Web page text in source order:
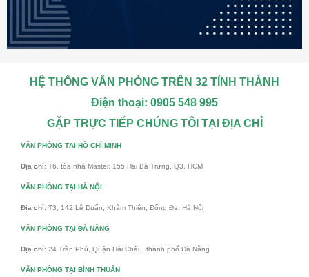
HỆ THỐNG VĂN PHÒNG TRÊN 32 TỈNH THÀNH
Điện thoại: 0905 548 995
GẶP TRỰC TIẾP CHÚNG TÔI TẠI ĐỊA CHỈ
VĂN PHÒNG TẠI HỒ CHÍ MINH
Địa chỉ: T6, tòa nhà Master, 155 Hai Bà Trưng, Q3, HCM
VĂN PHÒNG TẠI HÀ NỘI
Địa chỉ: T3, 142 Lê Duẩn, Khâm Thiên, Đống Đa, Hà Nội
VĂN PHÒNG TẠI ĐÀ NẴNG
Địa chỉ: 24 Trần Phú, Quận Hải Châu, thành phố Đà Nẵng
VĂN PHÒNG TẠI BÌNH THUÂN